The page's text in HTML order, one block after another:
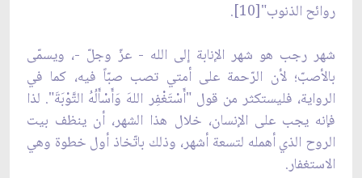
روائح الذنوب"[10].
شهر رجب هو شهر الإنابة إلى الله - عزّ وجلّ -، ويسمّى
بالأصبّ؛ لأن الرّحمة على أمتي تصب صبّاً فيه، كما في
الرواية، فليستكثر من قول "أَسْتَغْفِر اللهَ وَأَسْأَلُهُ التَّوْبَةَ". لذا
فإنه يجب على الإنسان، خلال هذا الشهر، أن ينظف بيت
الروح الذي أهمله لتسعة أشهر، وذلك باتّخاذ أول خطوة وهي
الاستغفار.